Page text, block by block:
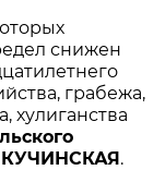
снижен
грабежа,
хулиганства
КУЧИНСКАЯ.